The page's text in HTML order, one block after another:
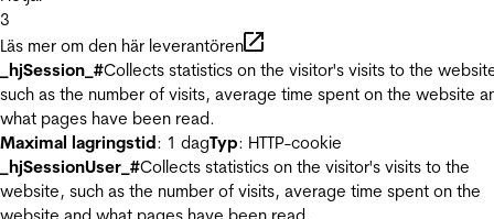
3
Läs mer om den här leverantören
_hjSession_#Collects statistics on the visitor's visits to the
such as the number of visits, average time spent on the website
what pages have been read.
Maximal lagringstid: 1 dagTyp: HTTP-cookie
_hjSessionUser_#Collects statistics on the visitor's visits to the
website, such as the number of visits, average time spent on the